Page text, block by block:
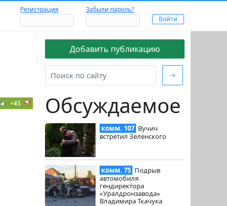
Регистрация Забыли пароль?
Добавить публикацию
→
Обсуждаемое
комм. 107 Вучич
встретил Зеленского
комм. 75 Подрыв
автомобиля
гендиректора
«Уралдронзавода»
Владимира Ткачука
+45